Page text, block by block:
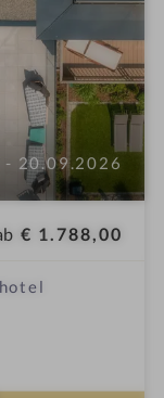
20.09.2026
€ 1.788,00